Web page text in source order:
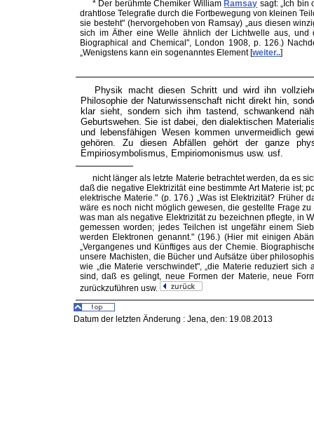
* Der berühmte Chemiker William Ramsay sagt: „Ich bin
drahtlose Telegrafie durch die Fortbewegung von kleinen
sie besteht" (hervorgehoben von Ramsay) „aus diesen
sich im Äther eine Welle ähnlich der Lichtwelle aus, und
Biographical and Chemical", London 1908, p. 126.)
„Wenigstens kann ein sogenanntes Element [weiter..]
Physik macht diesen Schritt und wird ihn
Philosophie der Naturwissenschaft nicht direkt hin,
klar sieht, sondern sich ihm tastend, schwankend
Geburtswehen. Sie ist dabei, den dialektischen
und lebensfähigen Wesen kommen unvermeidlich
gehören. Zu diesen Abfällen gehört der ganze
Empiriosymbolismus, Empiriomonismus usw. usf.
nichtlänger als letzte Materie betrachtet werden, da es
daß die negative Elektrizität eine bestimmte Art Materie ist;
elektrische Materie." (p. 176.) „Was ist Elektrizität? Früher
wäre es noch nicht möglich gewesen, die gestellte Frage
was man als negative Elektrizität zu bezeichnen pflegte, in
gemessen worden; jedes Teilchen ist ungefähr einem
werden Elektronen genannt." (196.) (Hier mit einigen
„Vergangenes und Künftiges aus der Chemie.
unsere Machisten, die Bücher und Aufsätze über
wie „die Materie verschwindet", „die Materie reduziert
sind, daß es gelingt, neue Formen der Materie, neue
zurückzuführen usw.
Datum der letzten Änderung : Jena, den: 19.08.2013